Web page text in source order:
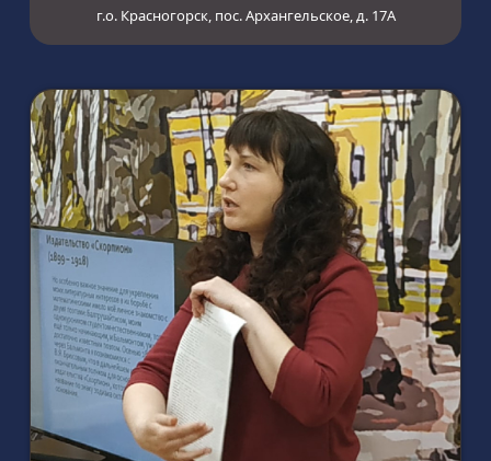
г.о. Красногорск, пос. Архангельское, д. 17А